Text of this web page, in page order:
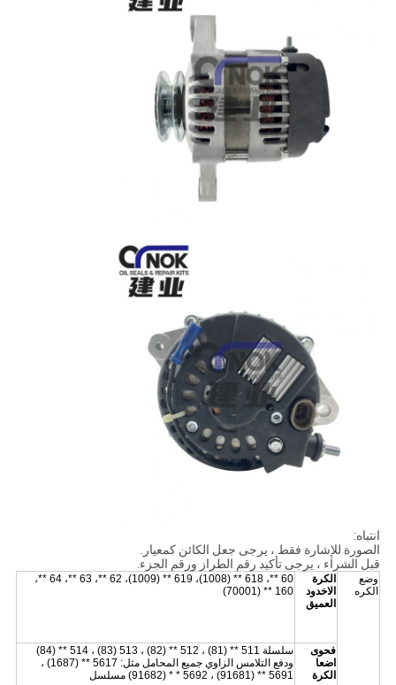
انتباه:
الصورة للإشارة فقط ، يرجى جعل الكائن كمعيار.
قبل الشراء ، يرجى تأكيد رقم الطراز ورقم الجزء.
وضع
الكره
الكرة
الاخدود
العميق
60 **، 618 ** (1008)، 619 ** (1009)، 62 **، 63 **، 64 **،
160 ** (70001)
فحوى
اضعا
الكرة
سلسلة 511 ** (81) ، 512 ** (82) ، 513 (83) ، 514 ** (84)
ودفع التلامس الزاوي جميع المحامل مثل: 5617 ** (1687) ،
5691 ** (91681) ، 5692 * * (91682) مسلسل